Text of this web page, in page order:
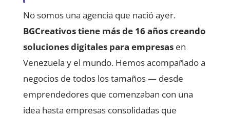
No somos una agencia que nació ayer.
BGCreativos tiene más de 16 años creando
soluciones digitales para empresasen
Venezuela y el mundo. Hemos acompañado a
negocios de todos los tamaños — desde
emprendedores que comenzaban con una
idea hasta empresas consolidadas que